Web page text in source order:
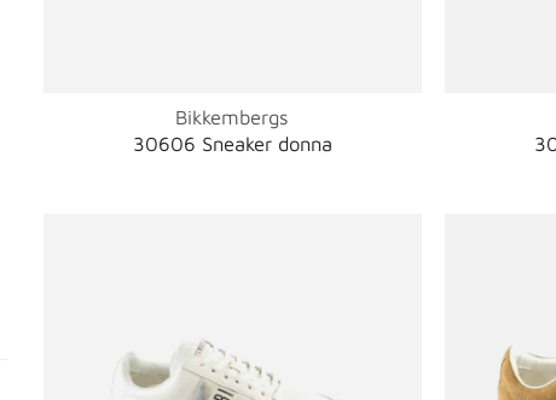
Bikkembergs
30606 Sneaker donna